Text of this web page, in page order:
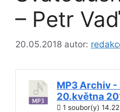
– Petr
20.05.2018 autor:
MP3 Archiv -
20.května
1 soubor(y)